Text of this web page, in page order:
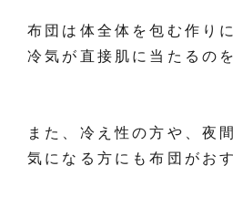
布団は体全体を包む作り
冷気が直接肌に当たるの
また、冷え性の方や、夜
気になる方にも布団がお